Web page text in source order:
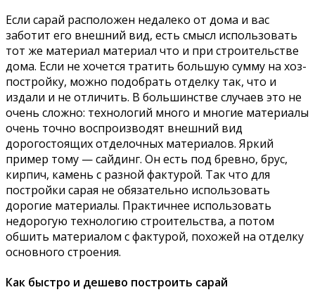
Если сарай расположен недалеко от дома и вас
заботит его внешний вид, есть смысл использовать
тот же материал материал что и при строительстве
дома. Если не хочется тратить большую сумму на хоз-
постройку, можно подобрать отделку так, что и
издали и не отличить. В большинстве случаев это не
очень сложно: технологий много и многие материалы
очень точно воспроизводят внешний вид
дорогостоящих отделочных материалов. Яркий
пример тому — сайдинг. Он есть под бревно, брус,
кирпич, камень с разной фактурой. Так что для
постройки сарая не обязательно использовать
дорогие материалы. Практичнее использовать
недорогую технологию строительства, а потом
обшить материалом с фактурой, похожей на отделку
основного строения.
Как быстро и дешево построить сарай